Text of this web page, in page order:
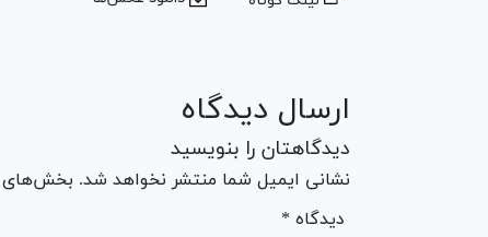
ارسال دیدگاه
دیدگاهتان را بنویسید
نشانی ایمیل شما منتشر نخواهد شد. بخش‌های
* دیدگاه